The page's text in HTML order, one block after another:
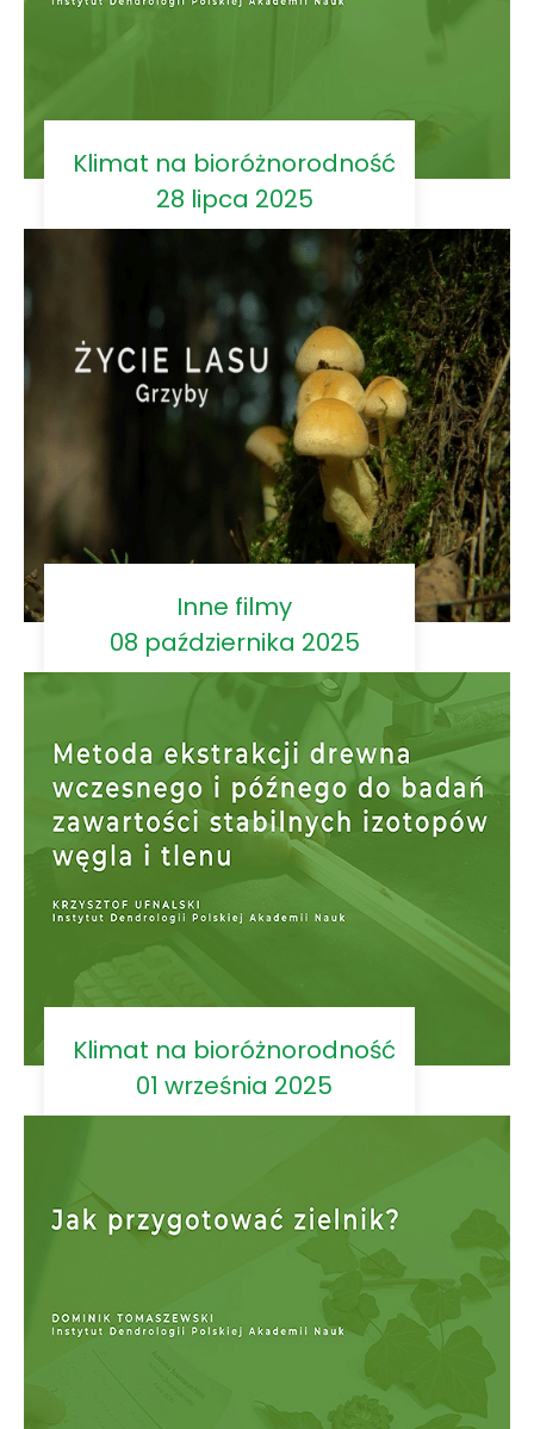
Klimat na bioróżnorodność
28 lipca 2025
Inne filmy
08 października 2025
Klimat na bioróżnorodność
01 września 2025